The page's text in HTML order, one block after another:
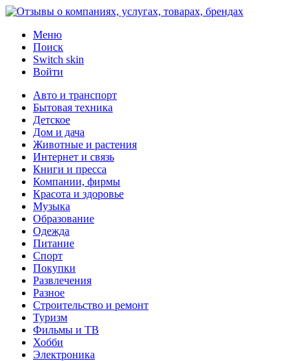
Меню
Поиск
Switch skin
Войти
Авто и транспорт
Бытовая техника
Детское
Дом и дача
Животные и растения
Интернет и связь
Книги и пресса
Компании, фирмы
Красота и здоровье
Музыка
Образование
Одежда
Питание
Спорт
Покупки
Развлечения
Разное
Строительство и ремонт
Туризм
Фильмы и ТВ
Хобби
Электроника